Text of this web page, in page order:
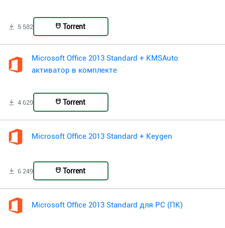
5 582 Torrent
Microsoft Office 2013 Standard + KMSAuto
активатор в комплекте
4 629 Torrent
Microsoft Office 2013 Standard + Keygen
6 249 Torrent
Microsoft Office 2013 Standard для PC (ПК)